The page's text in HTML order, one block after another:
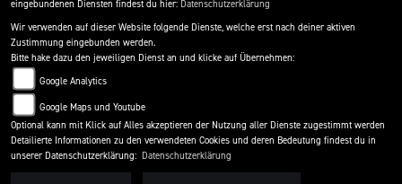
IMPRESSUM DATENSCHUTZ
DISCLAIMER
eingebundenen Diensten findest du hier: Datenschutzerklärung
Wir verwenden auf dieser Website folgende Dienste, welche erst nach deiner aktiven
Zustimmung eingebunden werden.
Bitte hake dazu den jeweiligen Dienst an und klicke auf Übernehmen:
Google Analytics
Google Maps und Youtube
Optional kann mit Klick auf Alles akzeptieren der Nutzung aller Dienste zugestimmt werden
Detailierte Informationen zu den verwendeten Cookies und deren Bedeutung findest du in
unserer Datenschutzerklärung: Datenschutzerklärung